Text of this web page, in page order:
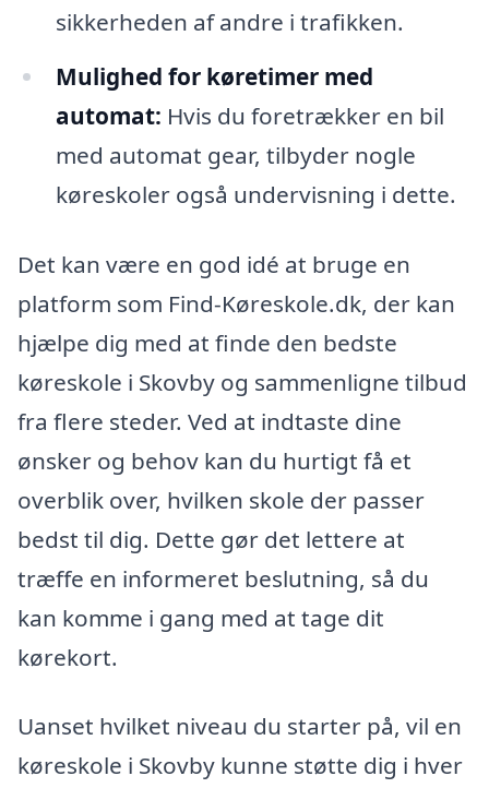
sikkerheden af andre i trafikken.
Mulighed for køretimer med
automat: Hvis du foretrækker en bil
med automat gear, tilbyder nogle
køreskoler også undervisning i dette.
Det kan være en god idé at bruge en
platform som Find-Køreskole.dk, der kan
hjælpe dig med at finde den bedste
køreskole i Skovby og sammenligne tilbud
fra flere steder. Ved at indtaste dine
ønsker og behov kan du hurtigt få et
overblik over, hvilken skole der passer
bedst til dig. Dette gør det lettere at
træffe en informeret beslutning, så du
kan komme i gang med at tage dit
kørekort.
Uanset hvilket niveau du starter på, vil en
køreskole i Skovby kunne støtte dig i hver